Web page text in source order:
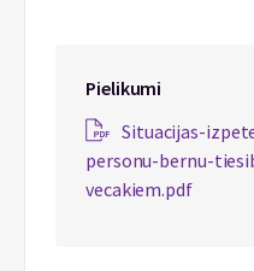
Pielikumi
Situacijas-
personu-bernu-
vecakiem.pdf